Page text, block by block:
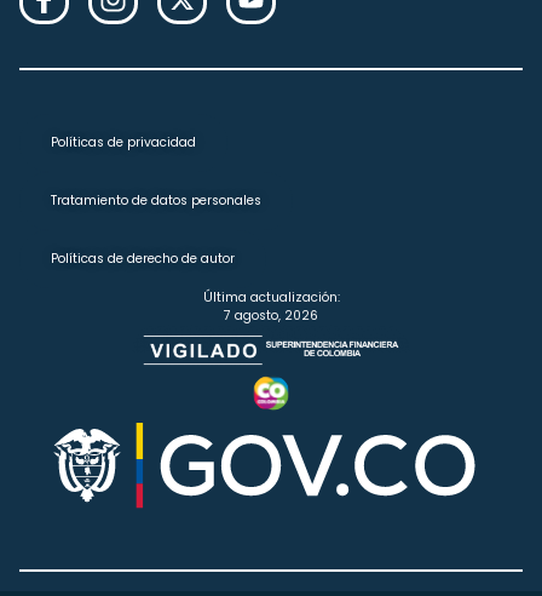
Políticas de privacidad
Tratamiento de datos personales
Políticas de derecho de autor
Última actualización:
7 agosto, 2026